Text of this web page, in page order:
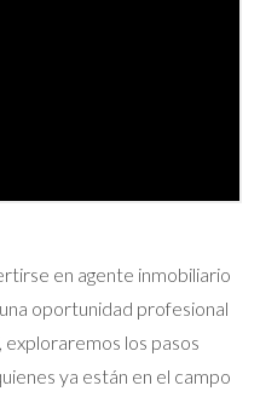
en agente inmobiliario
oportunidad profesional
exploraremos los pasos
ya están en el campo